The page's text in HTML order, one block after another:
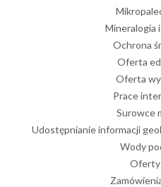
Mineralogia
Ochrona
Oferta
Oferta
Prace
Surowce
Udostępnianie informacji
Wody
Oferty